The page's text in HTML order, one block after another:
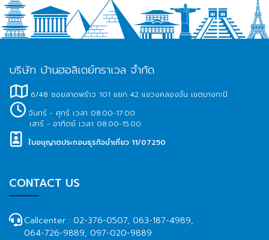
บริษัท บ้านฮอลิเดย์ทราเวล จำกัด
6/48 ซอยลาดพร้าว 101 แยก 42 แขวงคลองจั่น เขตบางกะปิ
จันทร์ - ศุกร์ เวลา 08.00-17.00
เสาร์ - อาทิตย์ เวลา 08.00-15.00
ใบอนุญาตประกอบธุรกิจนำเที่ยว 11/07250
CONTACT US
Callcenter : 02-376-0507, 063-187-4989,
064-726-9889, 097-020-9889